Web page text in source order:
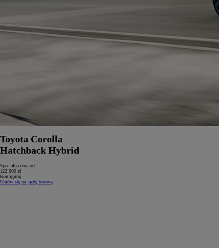
Toyota Corolla
Hatchback Hybrid
Specjalna cena od
122 000 zł
Konfiguruj
Umów się na jazdę testową